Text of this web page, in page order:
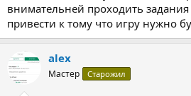
внимательней проходить задания
привести к тому что игру нужно
alex
Мастер Старожил